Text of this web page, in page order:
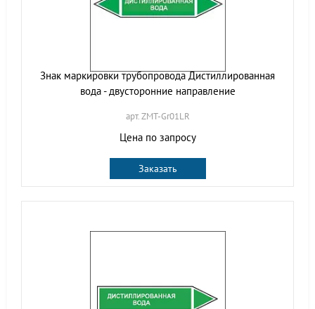
Знак маркировки трубопровода Дистиллированная
вода - двусторонние направление
арт. ZMT-Gr01LR
Цена по запросу
Заказать